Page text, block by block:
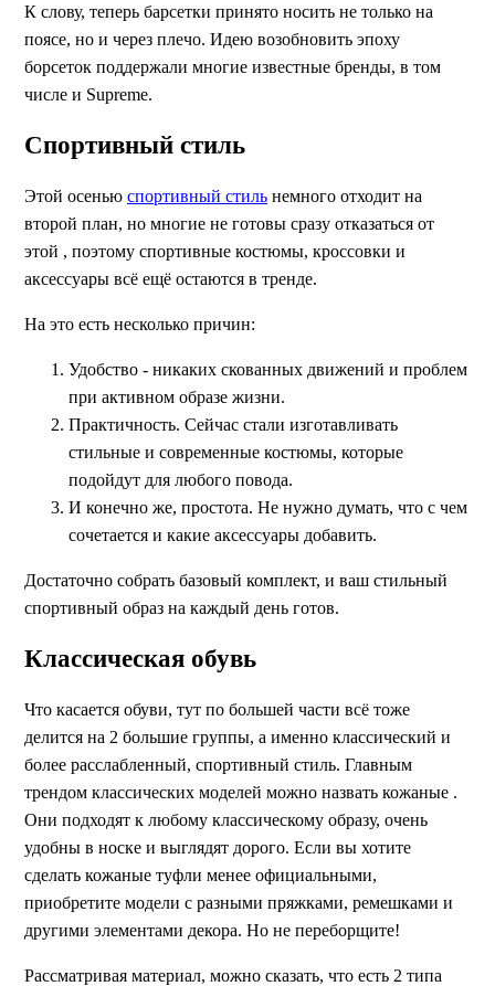
К слову, теперь барсетки принято носить не только на
поясе, но и через плечо. Идею возобновить эпоху
борсеток поддержали многие известные бренды, в том
числе и Supreme.
Спортивный стиль
Этой осенью спортивный стиль немного отходит на
второй план, но многие не готовы сразу отказаться от
этой , поэтому спортивные костюмы, кроссовки и
аксессуары всё ещё остаются в тренде.
На это есть несколько причин:
Удобство - никаких скованных движений и проблем
при активном образе жизни.
Практичность. Сейчас стали изготавливать
стильные и современные костюмы, которые
подойдут для любого повода.
И конечно же, простота. Не нужно думать, что с чем
сочетается и какие аксессуары добавить.
Достаточно собрать базовый комплект, и ваш стильный
спортивный образ на каждый день готов.
Классическая обувь
Что касается обуви, тут по большей части всё тоже
делится на 2 большие группы, а именно классический и
более расслабленный, спортивный стиль. Главным
трендом классических моделей можно назвать кожаные .
Они подходят к любому классическому образу, очень
удобны в носке и выглядят дорого. Если вы хотите
сделать кожаные туфли менее официальными,
приобретите модели с разными пряжками, ремешками и
другими элементами декора. Но не переборщите!
Рассматривая материал, можно сказать, что есть 2 типа